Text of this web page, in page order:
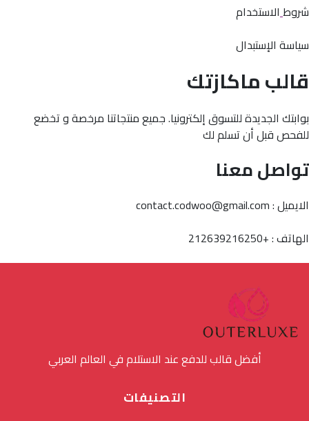
شروط الاستخدام
سياسة الإستبدال
قالب ماكازتك
بوابتك الجديدة للتسوق إلكترونيا. جميع منتجاتنا مرخصة و تخضع
للفحص قبل أن تسلم لك
تواصل معنا
الايميل : contact.codwoo@gmail.com
الهاتف : +212639216250
أفضل قالب للدفع عند الاستلام في العالم العربي
التصنيفات